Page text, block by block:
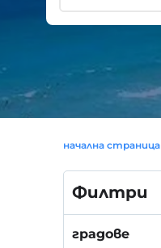
начална страница
Филтри
градове